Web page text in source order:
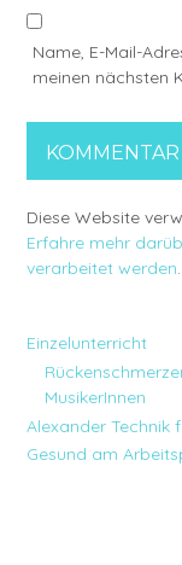
Name, E-Mail-
meinen nächsten
Diese Website
Erfahre mehr
verarbeitet werden.
Einzelunterricht
MusikerInnen
Alexander Technik
Gesund am